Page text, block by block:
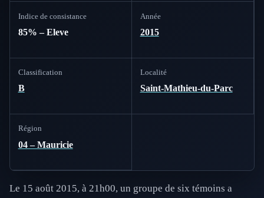
Indice de consistance
85% – Eleve
Année
2015
Classification
B
Localité
Saint-Mathieu-du-Parc
Région
04 – Mauricie
Le 15 août 2015, à 21h00, un groupe de six témoins a